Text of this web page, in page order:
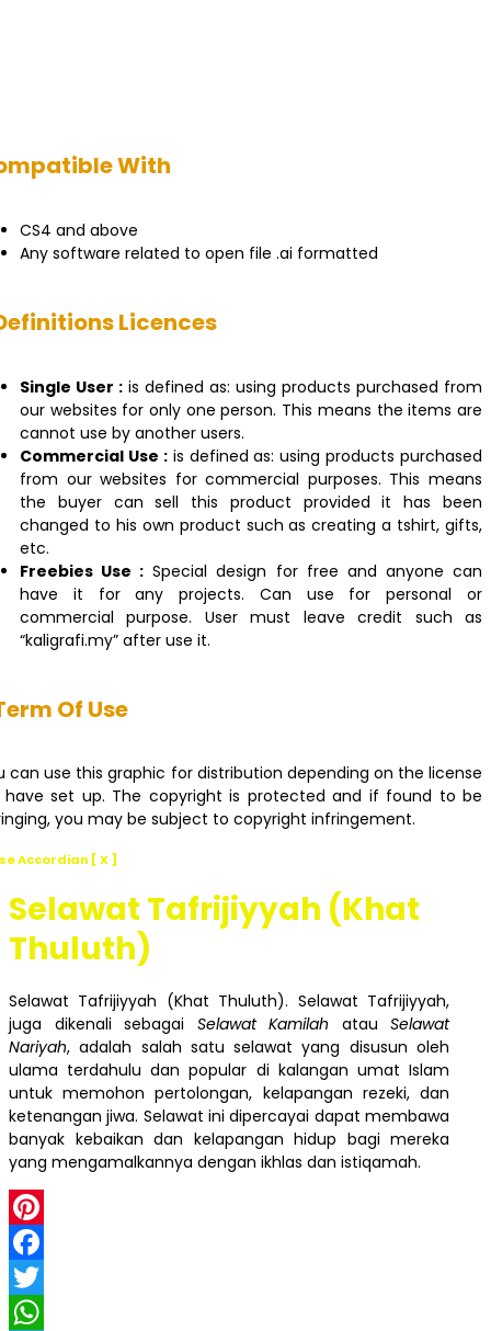
With
CS4 and above
Any software related to open file .ai formatted
Licences
Single User : is defined as: using products purchased from
our websites for only one person. This means the items are
cannot use by another users.
Commercial Use : is defined as: using products purchased
from our websites for commercial purposes. This means
the buyer can sell this product provided it has been
changed to his own product such as creating a tshirt, gifts,
etc.
Freebies Use : Special design for free and anyone can
have it for any projects. Can use for personal or
commercial purpose. User must leave credit such as
“kaligrafi.my” after use it.
Of Use
can use this graphic for distribution depending on the license
have set up. The copyright is protected and if found to be
you may be subject to copyright infringement.
Accordian [ X ]
Selawat Tafrijiyyah (Khat
Thuluth)
Selawat Tafrijiyyah (Khat Thuluth). Selawat Tafrijiyyah,
juga dikenali sebagai Selawat Kamilah atau Selawat
Nariyah, adalah salah satu selawat yang disusun oleh
ulama terdahulu dan popular di kalangan umat Islam
untuk memohon pertolongan, kelapangan rezeki, dan
ketenangan jiwa. Selawat ini dipercayai dapat membawa
banyak kebaikan dan kelapangan hidup bagi mereka
yang mengamalkannya dengan ikhlas dan istiqamah.
Pinterest
Facebook
Twitter